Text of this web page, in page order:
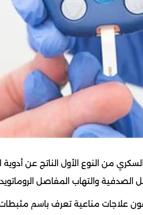
من النوع الأول الناتج عن أدوية
الصدفية والتهاب المفاصل
الذين يتلقون علاجات مناعية تعرف باسم